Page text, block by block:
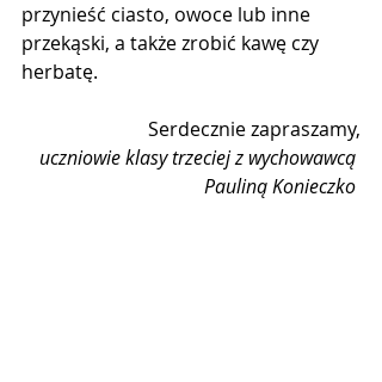
przynieść ciasto, owoce lub inne
przekąski, a także zrobić kawę czy
herbatę.
Serdecznie zapraszamy,
uczniowie klasy trzeciej z wychowawcą
Pauliną Konieczko